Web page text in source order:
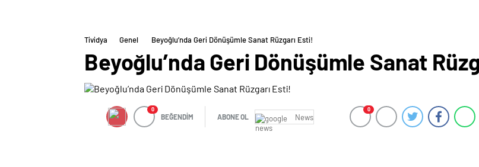
Tividya Genel Beyoğlu’nda Geri Dönüşümle Sanat Rüzgarı Esti!
Beyoğlu’nda Geri Dönüşümle Sanat
0
BEĞENDİM ABONE OL News
0